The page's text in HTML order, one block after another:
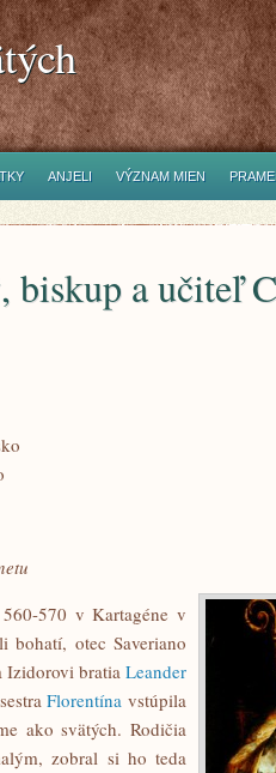
ANJELI VÝZNAM MIEN
biskup a učiteľ
570 v Kartagéne v
bohatí, otec Saveriano
Izidorovi bratia Leander
Florentína vstúpila
ako svätých. Rodičia
zobral si ho teda